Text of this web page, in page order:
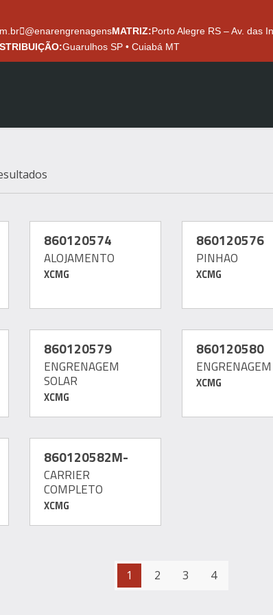
@enarengrenagensMATRIZ:Porto Alegre RS – Av. das
Guarulhos SP • Cuiabá MT
860120574
ALOJAMENTO
XCMG
860120576
PINHAO
XCMG
860120579
ENGRENAGEM
SOLAR
XCMG
860120580
ENGRENAGEM
XCMG
860120582M-
CARRIER
COMPLETO
XCMG
1 2 3 4